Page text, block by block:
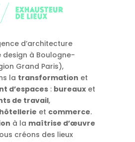
d’architecture
design à Boulogne-
Grand Paris),
la transformation et
d’espaces : bureaux et
de travail,
hôtellerie et commerce.
à la maîtrise d’œuvre
créons des lieux